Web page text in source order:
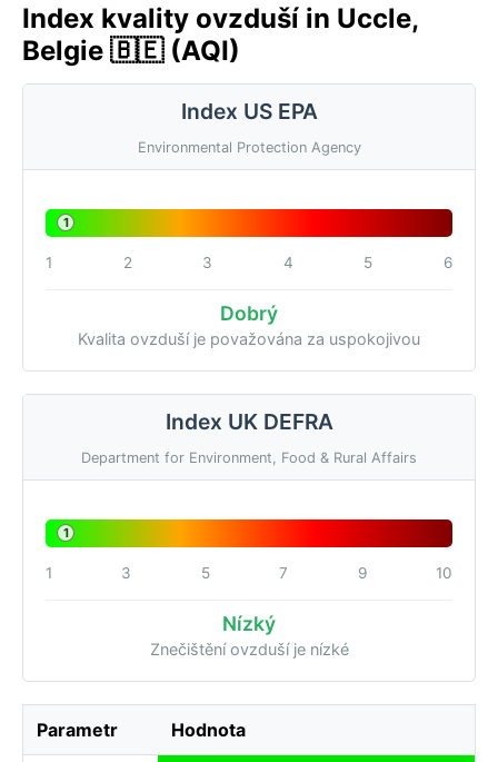
Index kvality ovzduší in Uccle,
Belgie 🇧🇪 (AQI)
Index US EPA
Environmental Protection Agency
1
1 2 3 4 5 6
Dobrý
Kvalita ovzduší je považována za uspokojivou
Index UK DEFRA
Department for Environment, Food & Rural Affairs
1
1 3 5 7 9 10
Nízký
Znečištění ovzduší je nízké
Parametr Hodnota